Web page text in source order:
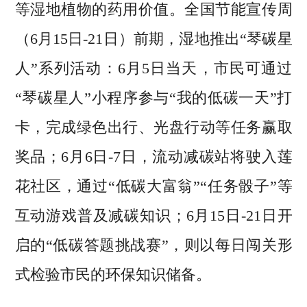
等湿地植物的药用价值。全国节能宣传周
（6月15日-21日）前期，湿地推出“琴碳星
人”系列活动：6月5日当天，市民可通过
“琴碳星人”小程序参与“我的低碳一天”打
卡，完成绿色出行、光盘行动等任务赢取
奖品；6月6日-7日，流动减碳站将驶入莲
花社区，通过“低碳大富翁”“任务骰子”等
互动游戏普及减碳知识；6月15日-21日开
启的“低碳答题挑战赛”，则以每日闯关形
式检验市民的环保知识储备。